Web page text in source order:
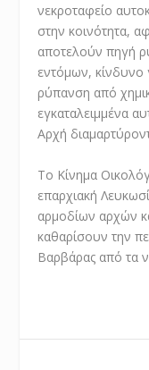
νεκροταφείο
στην κοινότητα,
αποτελούν πηγή
εντόμων, κίνδυνο
ρύπανση από
εγκαταλειμμένα
Αρχή
Το Κίνημα
επαρχιακή
αρμοδίων αρχών
καθαρίσουν την
Βαρβάρας από τα